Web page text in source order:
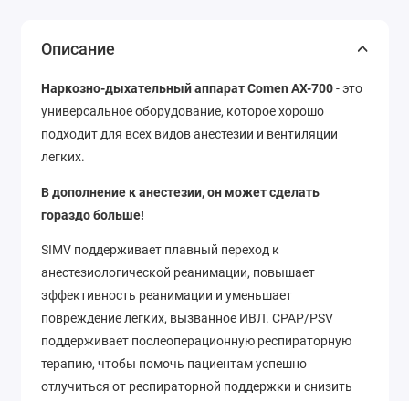
Описание
Наркозно-дыхательный аппарат Comen AX-700- это
универсальное оборудование, которое хорошо
подходит для всех видов анестезии и вентиляции
легких.
В дополнение к анестезии, он может сделать
гораздо больше!
SIMV поддерживает плавный переход к
анестезиологической реанимации, повышает
эффективность реанимации и уменьшает
повреждение легких, вызванное ИВЛ. CPAP/PSV
поддерживает послеоперационную респираторную
терапию, чтобы помочь пациентам успешно
отлучиться от респираторной поддержки и снизить